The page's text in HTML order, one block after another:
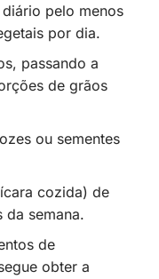
pelo menos
por dia.
passando a
de grãos
ou sementes
cozida) de
da semana.
de
obter a